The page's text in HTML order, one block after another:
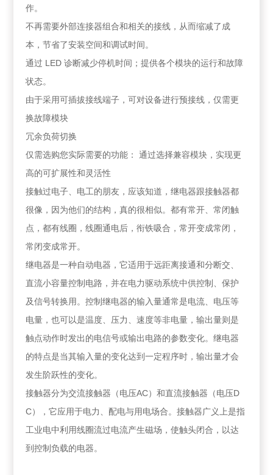
作。
不再需要外部连接器组合和相关的接线，从而缩减了成
本，节省了安装空间和调试时间。
通过 LED 诊断减少停机时间；提供各个模块的运行和故障
状态。
由于采用可插拔接线端子，可对设备进行预接线，仅需更
换故障模块
冗余负荷切换
仅需选购您实际需要的功能： 通过选择兼容模块，实现更
高的可扩展性和灵活性
接触过电子、电工的朋友，应该知道，继电器跟接触器都
很像，因为他们的结构，真的很相似。都有常开、常闭触
点，都有线圈，线圈通电后，衔铁吸合，常开变成常闭，
常闭变成常开。
继电器是一种自动电器，它适用于远距离接通和分断交、
直流小容量控制电路，并在电力驱动系统中供控制、保护
及信号转换用。控制继电器的输入量通常是电流、电压等
电量，也可以是温度、压力、速度等非电量，输出量则是
触点动作时发出的电信号或输出电路的参数变化。继电器
的特点是当其输入量的变化达到一定程序时，输出量才会
发生阶跃性的变化。
接触器分为交流接触器（电压AC）和直流接触器（电压D
C），它应用于电力、配电与用电场合。接触器广义上是指
工业电中利用线圈流过电流产生磁场，使触头闭合，以达
到控制负载的电器。